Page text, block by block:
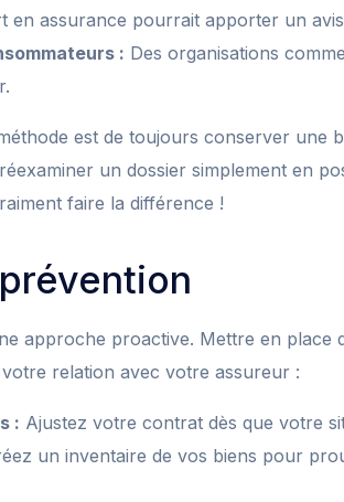
en assurance pourrait apporter un
: Des organisations
est de toujours conserver une
un dossier simplement en
faire la différence !
approche proactive. Mettre en place
relation avec votre assureur :
: Ajustez votre contrat dès que votre
un inventaire de vos biens pour